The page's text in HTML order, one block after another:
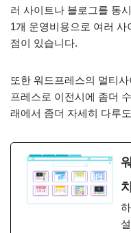
러 사이트나 블로그를 동
1개 운영비용으로 여러
점이 있습니다.
또한 워드프레스의 멀티
프레스로 이전시에 좀더
래에서 좀더 자세히 다루